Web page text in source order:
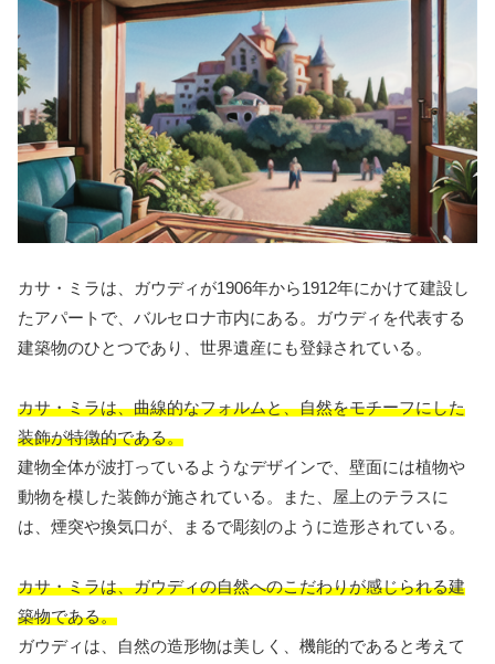
カサ・ミラは、ガウディが1906年から1912年にかけて建設し
たアパートで、バルセロナ市内にある。ガウディを代表する
建築物のひとつであり、世界遺産にも登録されている。
カサ・ミラは、曲線的なフォルムと、自然をモチーフにした
装飾が特徴的である。
建物全体が波打っているようなデザインで、壁面には植物や
動物を模した装飾が施されている。また、屋上のテラスに
は、煙突や換気口が、まるで彫刻のように造形されている。
カサ・ミラは、ガウディの自然へのこだわりが感じられる建
築物である。
ガウディは、自然の造形物は美しく、機能的であると考えて